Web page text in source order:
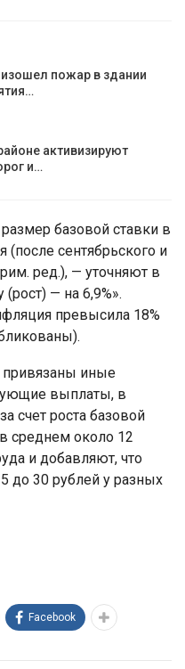
пожар в здании
активизируют
и…
базовой ставки в
(после сентябрьского и
ред.), — уточняют в
— на 6,9%».
превысила 18%
привязаны иные
выплаты, в
счет роста базовой
в среднем около 12
и добавляют, что
до 30 рублей у разных
Facebook